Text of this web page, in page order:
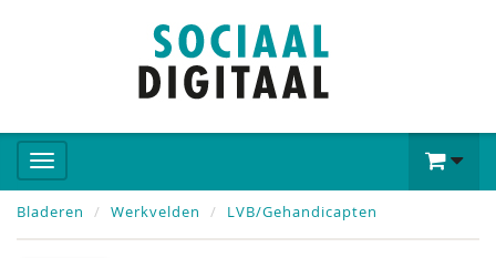
Bladeren Werkvelden LVB/Gehandicapten